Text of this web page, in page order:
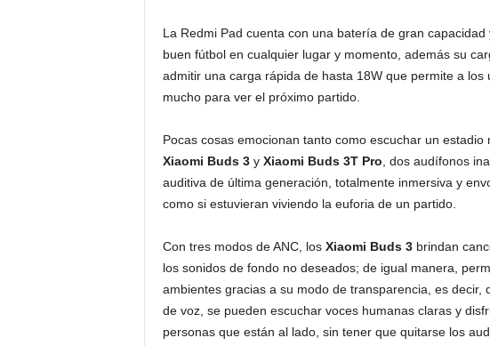
La Redmi Pad cuenta con una batería de gran
buen fútbol en cualquier lugar y momento, además su
admitir una carga rápida de hasta 18W que permite a
mucho para ver el próximo partido.
Pocas cosas emocionan tanto como escuchar un
Xiaomi Buds 3 yXiaomi Buds 3T Pro , dos audífonos
auditiva de última generación, totalmente inmersiva y
como si estuvieran viviendo la euforia de un partido.
Con tres modos de ANC, los Xiaomi Buds 3brindan
los sonidos de fondo no deseados; de igual manera,
ambientes gracias a su modo de transparencia, es decir,
de voz, se pueden escuchar voces humanas claras y
personas que están al lado, sin tener que quitarse los